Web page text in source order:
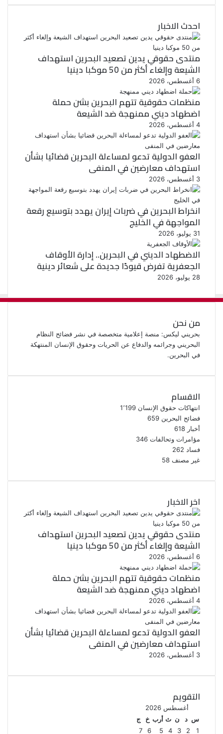
ب
ك
ي
ر
احدث الاخبار
منتدى حقوقي يدين تصعيد البحرين استهداف
الشيعة وإلغاء أكثر من 50 موكبا دينيا
6 أغسطس، 2026
منظمات حقوقية تتهم البحرين بشن حملة
اضطهاد ديني ممنهجة ضد الشيعة
4 أغسطس، 2026
العفو الدولية تدعو لمساءلة البحرين قضائيا بشأن
استهداف معارضين في المنفى
3 أغسطس، 2026
انخراط البحرين في ضربات إيران يهدد بتوسيع رقعة
المواجهة في الخليج
31 يوليو، 2026
الاضطهاد الديني في البحرين.. إدارة الأوقاف
الجعفرية تفرض قيودًا جديدة على شعائر دينية
28 يوليو، 2026
من نحن
بحريني ليكس: منصة إعلامية متخصصة في نشر فضائح النظام
البحريني وجرائمه والدفاع عن الحريات وحقوق الإنسان المنتهكة
في البحرين.
الاقسام
انتهاكات حقوق الإنسان 1٬199
فضائح البحرين 659
أخبار 618
مؤامرات وتحالفات 346
فساد 262
غير مصنف 58
اخر الاخبار
منتدى حقوقي يدين تصعيد البحرين استهداف
الشيعة وإلغاء أكثر من 50 موكبا دينيا
6 أغسطس، 2026
منظمات حقوقية تتهم البحرين بشن حملة
اضطهاد ديني ممنهجة ضد الشيعة
4 أغسطس، 2026
العفو الدولية تدعو لمساءلة البحرين قضائيا بشأن
استهداف معارضين في المنفى
3 أغسطس، 2026
التقويم
أغسطس 2026
س د ن ث أرب خ
ج
1
2
3
4
5
6
7